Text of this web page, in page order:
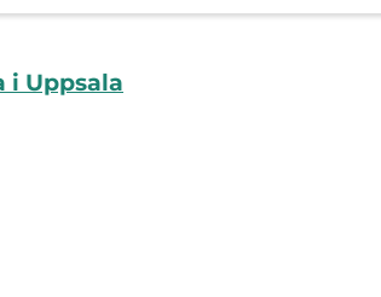
i Uppsala